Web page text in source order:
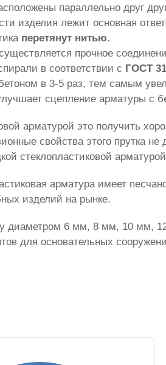
параллельно друг
изделия лежит основная
перетянут нитью.
прочное
в соответствии с ГОСТ
в 3-5 раз, тем самым
сцепление арматуры с
арматурой это получить
свойства этого прутка
стеклопластиковой
арматура имеет
изделий на рынке.
диаметром 6 мм, 8 мм, 10 мм,
для основательных